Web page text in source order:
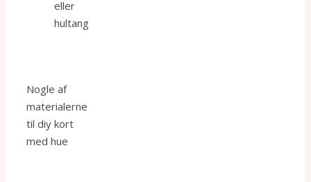
eller
hultang
Nogle af
materialerne
til diy kort
med hue